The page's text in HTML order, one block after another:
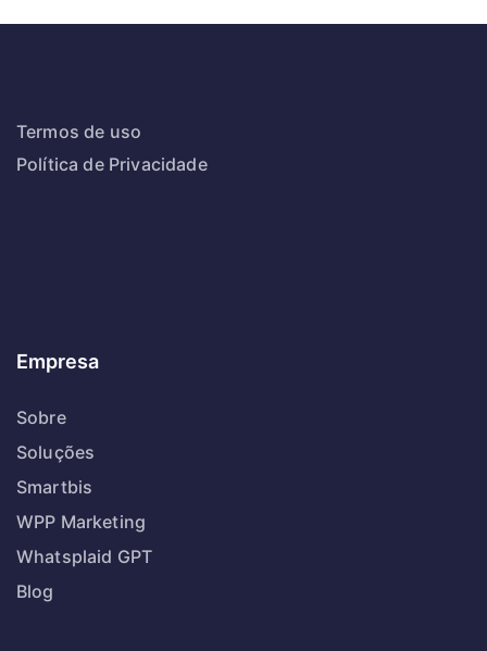
Termos de uso
Política de Privacidade
Empresa
Sobre
Soluções
Smartbis
WPP Marketing
Whatsplaid GPT
Blog